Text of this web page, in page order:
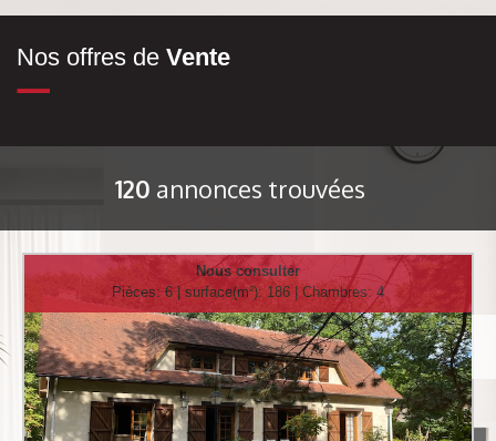
Nos offres de Vente
120 annonces trouvées
Nous consulter
Pièces: 6 | surface(m²): 186 | Chambres: 4